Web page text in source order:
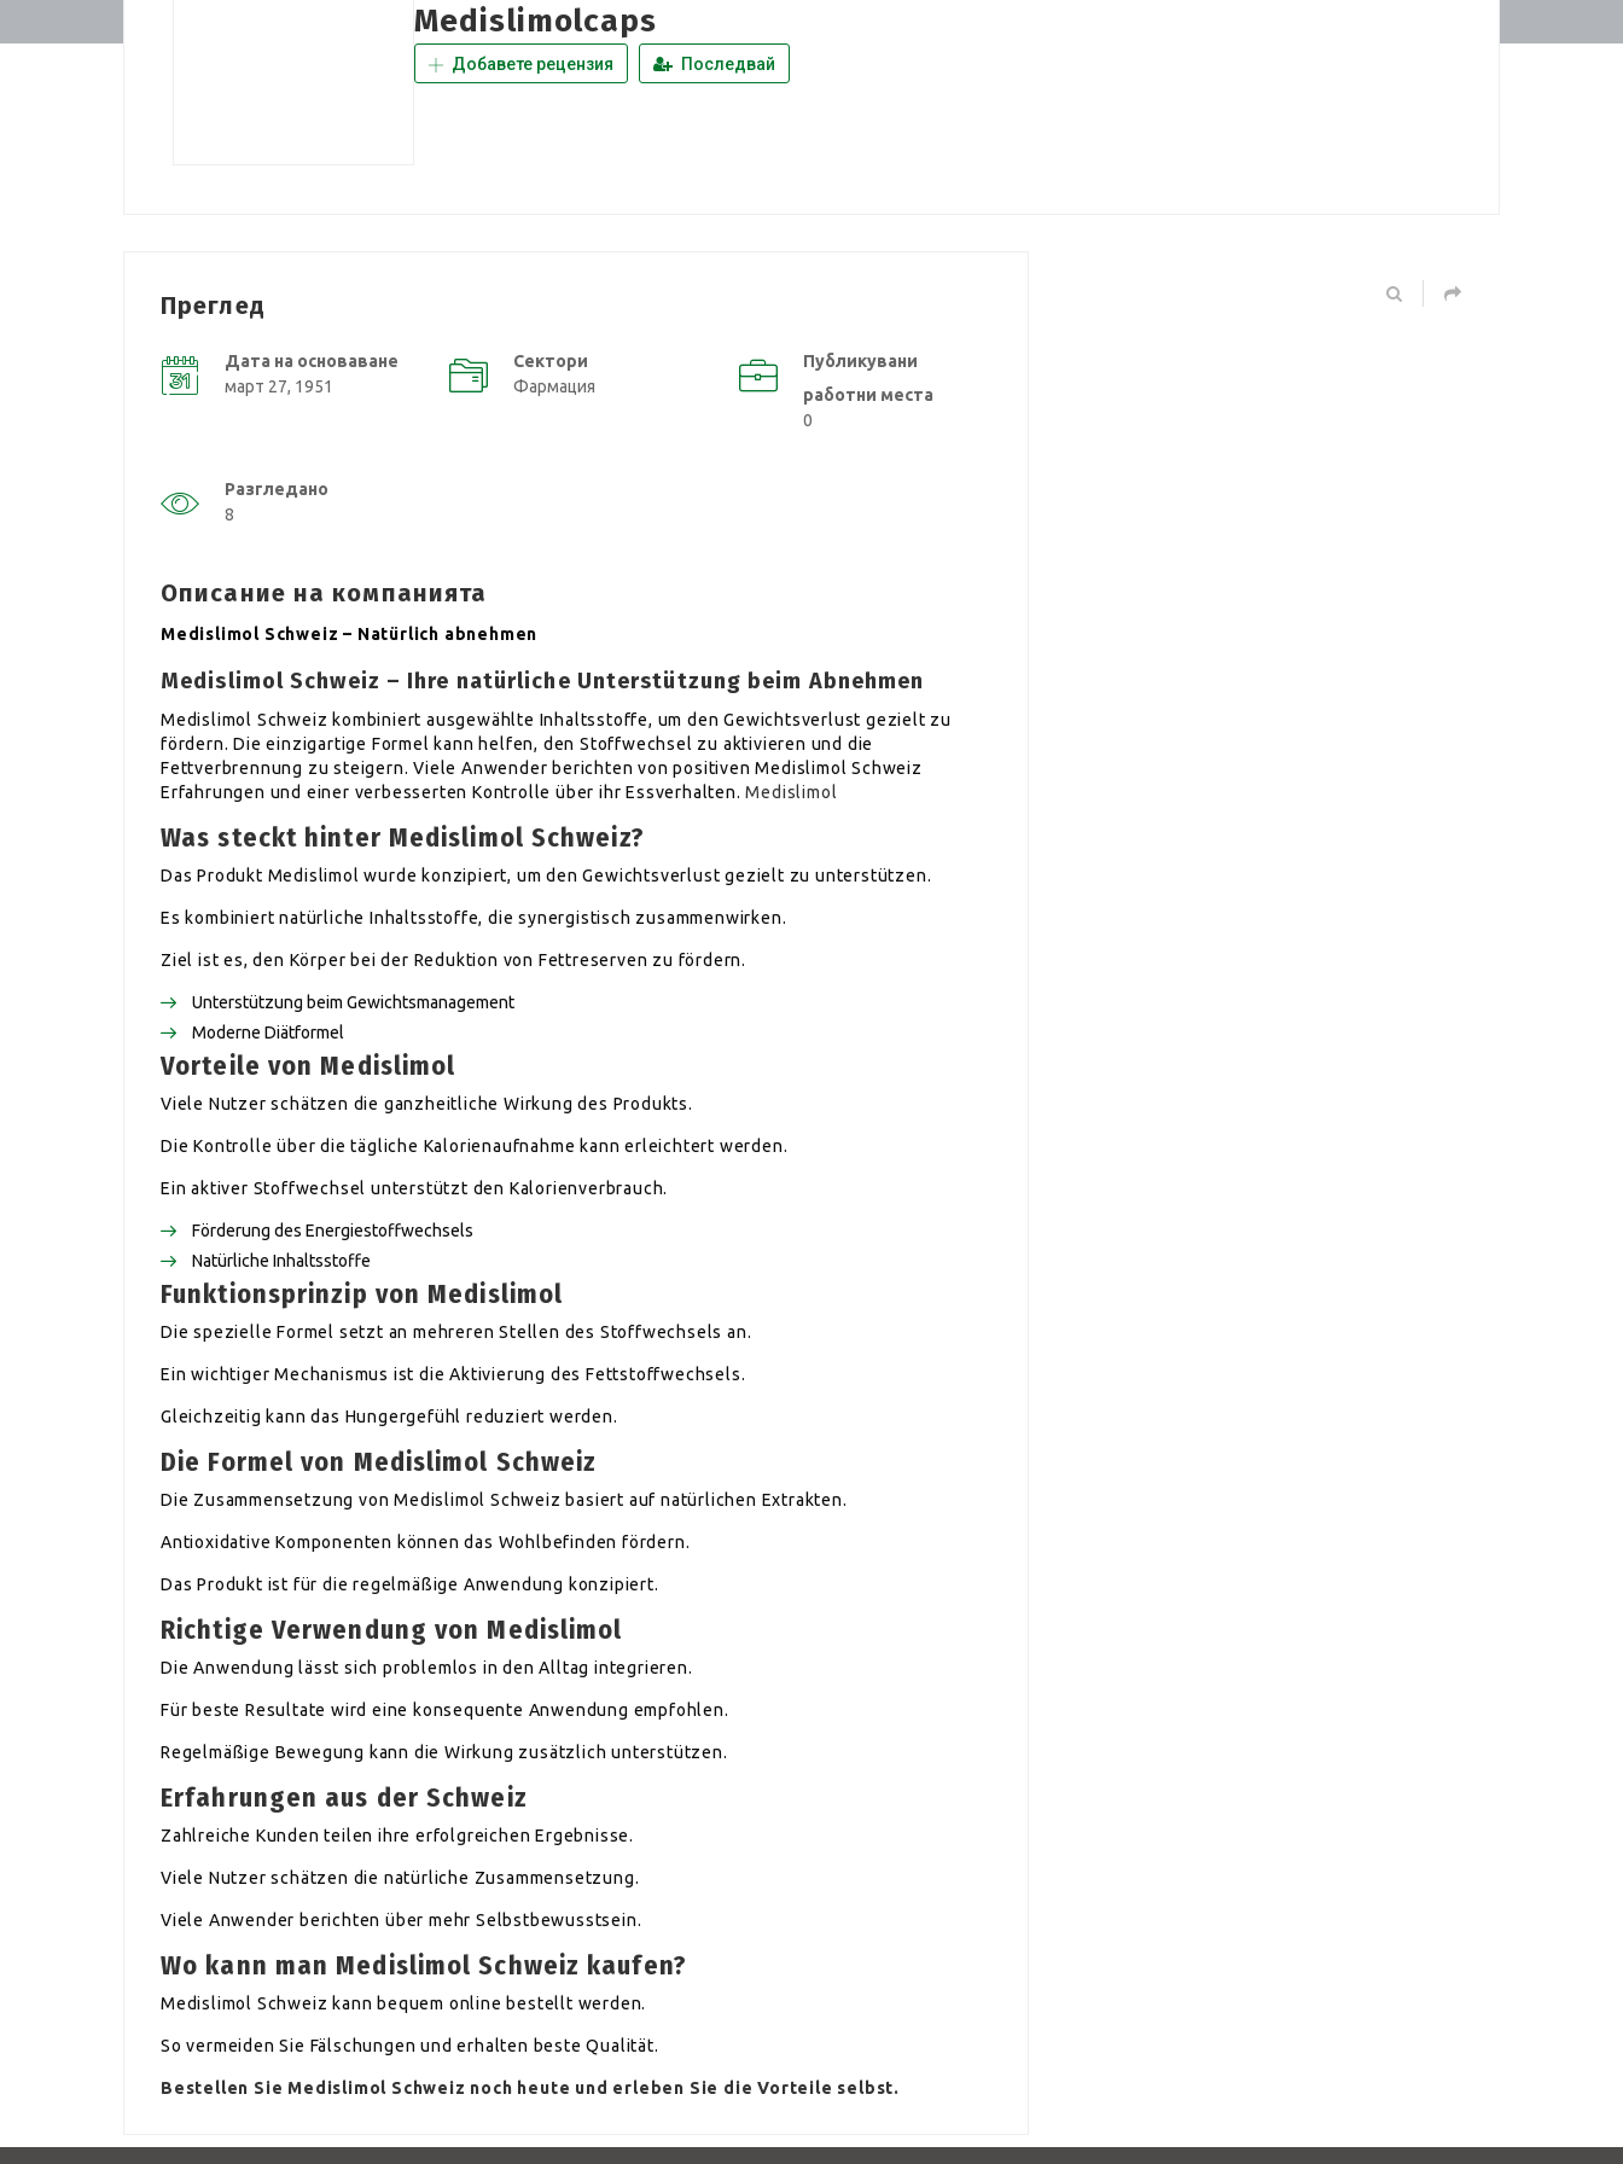
Medislimolcaps
Добавете рецензия Последвай
Преглед
Дата на основаване
март 27, 1951
Сектори
Фармация
Публикувани
работни места
0
Разгледано
8
Описание на компанията
Medislimol Schweiz – Natürlich abnehmen
Medislimol Schweiz – Ihre natürliche Unterstützung beim Abnehmen
Medislimol Schweiz kombiniert ausgewählte Inhaltsstoffe, um den Gewichtsverlust gezielt zu
fördern. Die einzigartige Formel kann helfen, den Stoffwechsel zu aktivieren und die
Fettverbrennung zu steigern. Viele Anwender berichten von positiven Medislimol Schweiz
Erfahrungen und einer verbesserten Kontrolle über ihr Essverhalten.Medislimol
Was steckt hinter Medislimol Schweiz?
Das Produkt Medislimol wurde konzipiert, um den Gewichtsverlust gezielt zu unterstützen.
Es kombiniert natürliche Inhaltsstoffe, die synergistisch zusammenwirken.
Ziel ist es, den Körper bei der Reduktion von Fettreserven zu fördern.
Unterstützung beim Gewichtsmanagement
Moderne Diätformel
Vorteile von Medislimol
Viele Nutzer schätzen die ganzheitliche Wirkung des Produkts.
Die Kontrolle über die tägliche Kalorienaufnahme kann erleichtert werden.
Ein aktiver Stoffwechsel unterstützt den Kalorienverbrauch.
Förderung des Energiestoffwechsels
Natürliche Inhaltsstoffe
Funktionsprinzip von Medislimol
Die spezielle Formel setzt an mehreren Stellen des Stoffwechsels an.
Ein wichtiger Mechanismus ist die Aktivierung des Fettstoffwechsels.
Gleichzeitig kann das Hungergefühl reduziert werden.
Die Formel von Medislimol Schweiz
Die Zusammensetzung von Medislimol Schweiz basiert auf natürlichen Extrakten.
Antioxidative Komponenten können das Wohlbefinden fördern.
Das Produkt ist für die regelmäßige Anwendung konzipiert.
Richtige Verwendung von Medislimol
Die Anwendung lässt sich problemlos in den Alltag integrieren.
Für beste Resultate wird eine konsequente Anwendung empfohlen.
Regelmäßige Bewegung kann die Wirkung zusätzlich unterstützen.
Erfahrungen aus der Schweiz
Zahlreiche Kunden teilen ihre erfolgreichen Ergebnisse.
Viele Nutzer schätzen die natürliche Zusammensetzung.
Viele Anwender berichten über mehr Selbstbewusstsein.
Wo kann man Medislimol Schweiz kaufen?
Medislimol Schweiz kann bequem online bestellt werden.
So vermeiden Sie Fälschungen und erhalten beste Qualität.
Bestellen Sie Medislimol Schweiz noch heute und erleben Sie die Vorteile selbst.